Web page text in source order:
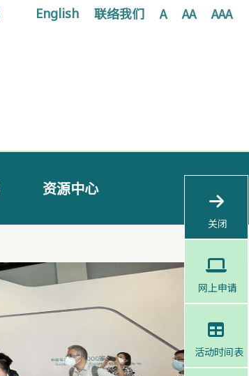
English 联络我们 A AA AAA
资源中心
关闭
网上申请
活动时间表